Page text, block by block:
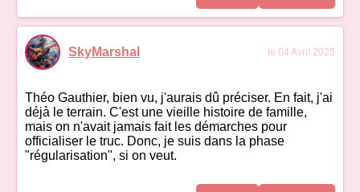
SkyMarshal le 04 Avril 2025
Théo Gauthier, bien vu, j'aurais dû préciser. En fait, j'ai
déjà le terrain. C'est une vieille histoire de famille,
mais on n'avait jamais fait les démarches pour
officialiser le truc. Donc, je suis dans la phase
"régularisation", si on veut.